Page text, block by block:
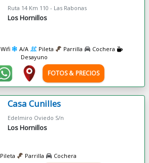
Ruta 14 Km 110 - Las Rabonas
Los Hornillos
Wifi A/A Pileta Parrilla
Cochera
Desayuno
FOTOS & PRECIOS
Casa Cunilles
Edelmiro Oviedo S/n
Los Hornillos
Pileta Parrilla Cochera